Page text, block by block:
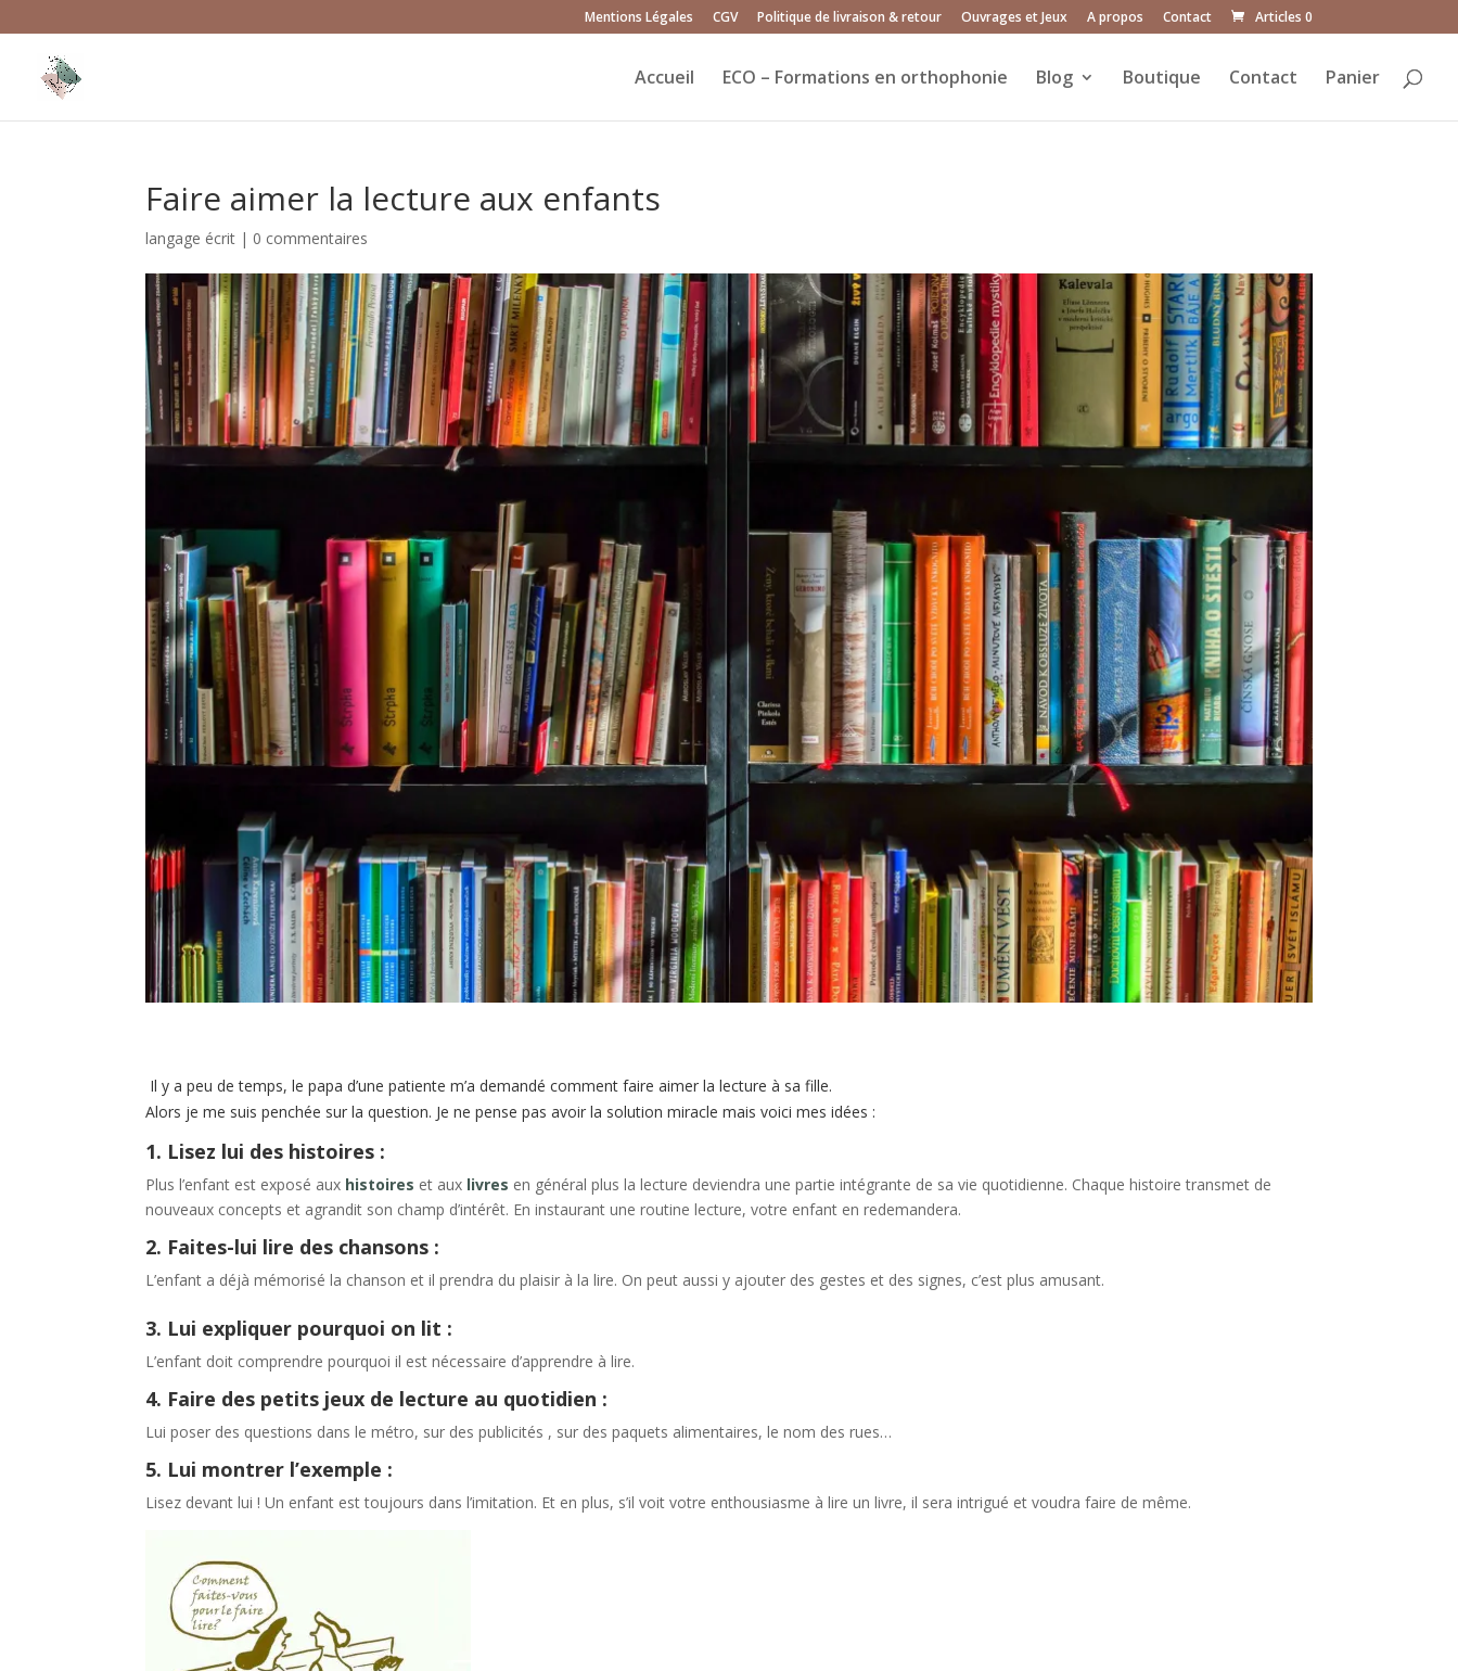
Mentions Légales CGV Politique de livraison & retour Ouvrages et Jeux A propos Contact Articles 0
Accueil ECO – Formations en orthophonie Blog Boutique Contact Panier
Faire aimer la lecture aux enfants
langage écrit | 0 commentaires
Il y a peu de temps, le papa d’une patiente m’a demandé comment faire aimer la lecture à sa fille.
Alors je me suis penchée sur la question. Je ne pense pas avoir la solution miracle mais voici mes idées :
1. Lisez lui des histoires :
Plus l’enfant est exposé aux histoires et aux livres en général plus la lecture deviendra une partie intégrante de sa vie quotidienne. Chaque histoire transmet de
nouveaux concepts et agrandit son champ d’intérêt. En instaurant une routine lecture, votre enfant en redemandera.
2. Faites-lui lire des chansons :
L’enfant a déjà mémorisé la chanson et il prendra du plaisir à la lire. On peut aussi y ajouter des gestes et des signes, c’est plus amusant.
3. Lui expliquer pourquoi on lit :
L’enfant doit comprendre pourquoi il est nécessaire d’apprendre à lire.
4. Faire des petits jeux de lecture au quotidien :
Lui poser des questions dans le métro, sur des publicités , sur des paquets alimentaires, le nom des rues…
5. Lui montrer l’exemple :
Lisez devant lui ! Un enfant est toujours dans l’imitation. Et en plus, s’il voit votre enthousiasme à lire un livre, il sera intrigué et voudra faire de même.